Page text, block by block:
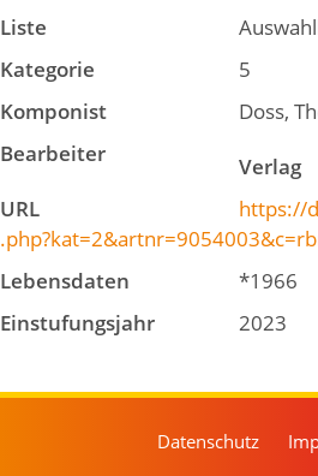
Liste
Kategorie
5
Komponist
Doss,
Bearbeiter
Verlag
URL
https://
Lebensdaten
*1966
Einstufungsjahr
2023
Datenschutz